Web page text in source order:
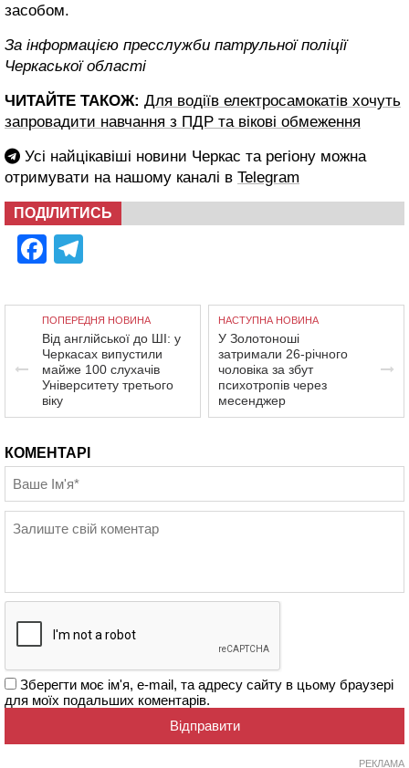
засобом.
За інформацією пресслужби патрульної поліції
Черкаської області
ЧИТАЙТЕ ТАКОЖ: Для водіїв електросамокатів хочуть
запровадити навчання з ПДР та вікові обмеження
Усі найцікавіші новини Черкас та регіону можна
отримувати на нашому каналі в Telegram
ПОДІЛИТИСЬ
Facebook
ПОПЕРЕДНЯ НОВИНА
Від англійської до ШІ: у
Черкасах випустили
майже 100 слухачів
Університету третього
віку
НАСТУПНА НОВИНА
У Золотоноші
затримали 26-річного
чоловіка за збут
психотропів через
месенджер
КОМЕНТАРІ
Зберегти моє ім'я, e-mail, та адресу сайту в цьому браузері
для моїх подальших коментарів.
РЕКЛАМА